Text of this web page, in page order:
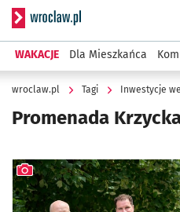
Serwis
WAKACJE Dla Mieszkańca
wroclaw.pl Tagi Inwestycje
Promenada